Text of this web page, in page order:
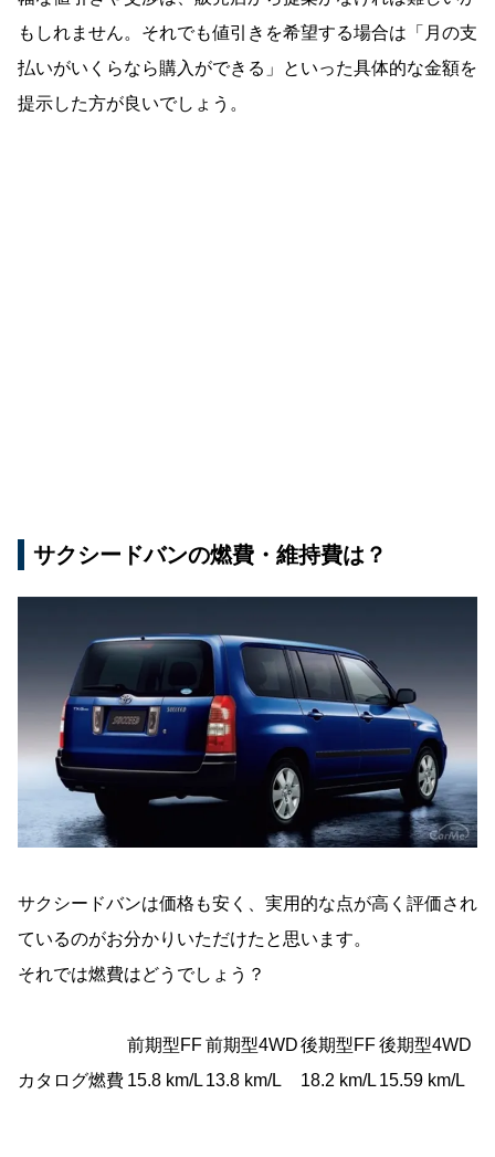
もしれません。それでも値引きを希望する場合は「月の支
払いがいくらなら購入ができる」といった具体的な金額を
提示した方が良いでしょう。
サクシードバンの燃費・維持費は？
サクシードバンは価格も安く、実用的な点が高く評価され
ているのがお分かりいただけたと思います。
それでは燃費はどうでしょう？
前期型FF前期型4WD後期型FF後期型4WD
カタログ燃費 15.8 km/L13.8 km/L 18.2 km/L15.59 km/L